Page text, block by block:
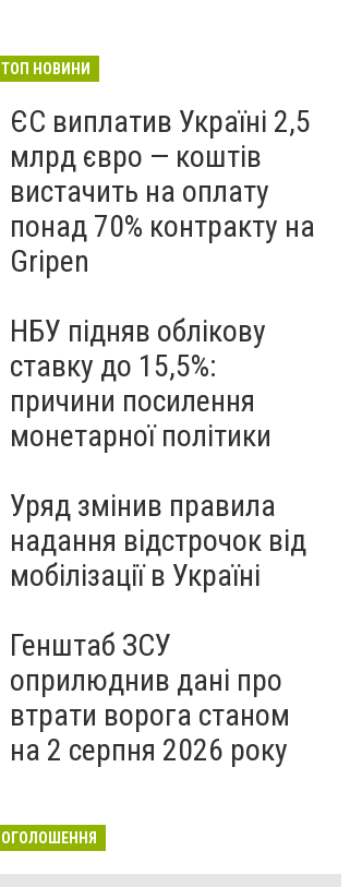
ТОП НОВИНИ
ЄС виплатив Україні 2,5
млрд євро — коштів
вистачить на оплату
понад 70% контракту на
Gripen
НБУ підняв облікову
ставку до 15,5%:
причини посилення
монетарної політики
Уряд змінив правила
надання відстрочок від
мобілізації в Україні
Генштаб ЗСУ
оприлюднив дані про
втрати ворога станом
на 2 серпня 2026 року
ОГОЛОШЕННЯ